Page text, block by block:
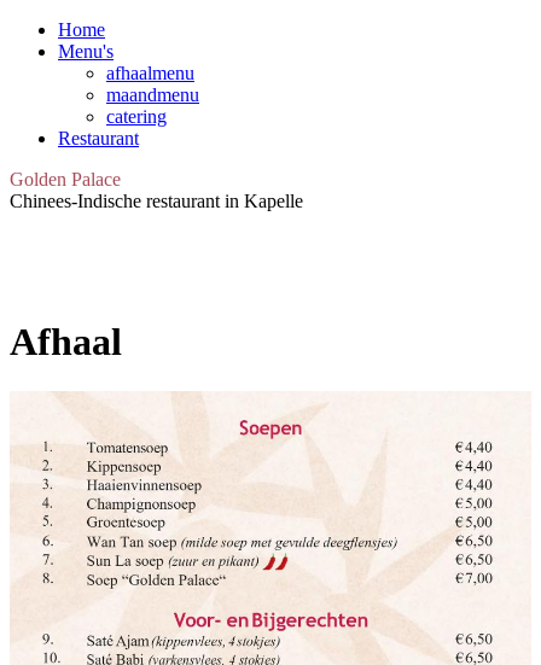
Home
Menu's
afhaalmenu
maandmenu
catering
Restaurant
Golden Palace
Chinees-Indische restaurant in Kapelle
Afhaal